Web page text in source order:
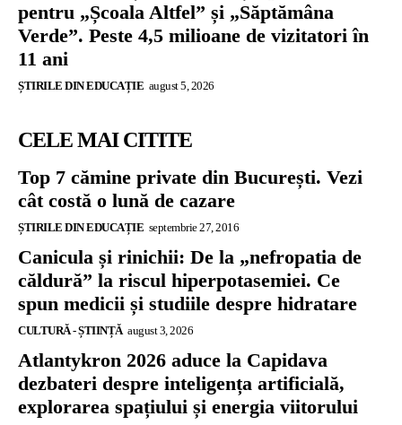
pentru „Școala Altfel” și „Săptămâna
Verde”. Peste 4,5 milioane de vizitatori în
11 ani
ȘTIRILE DIN EDUCAȚIE august 5, 2026
CELE MAI CITITE
Top 7 cămine private din București. Vezi
cât costă o lună de cazare
ȘTIRILE DIN EDUCAȚIE septembrie 27, 2016
Canicula și rinichii: De la „nefropatia de
căldură” la riscul hiperpotasemiei. Ce
spun medicii și studiile despre hidratare
CULTURĂ - ȘTIINȚĂ august 3, 2026
Atlantykron 2026 aduce la Capidava
dezbateri despre inteligența artificială,
explorarea spațiului și energia viitorului